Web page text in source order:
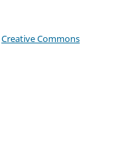
Creative Commons